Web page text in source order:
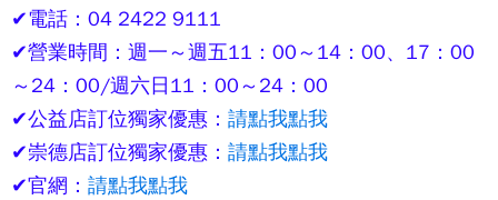
✔電話：04 2422 9111
✔營業時間：週一～週五11：00～14：00、17：00
～24：00/週六日11：00～24：00
✔公益店訂位獨家優惠： 請點我點我
✔崇德店訂位獨家優惠： 請點我點我
✔官網： 請點我點我